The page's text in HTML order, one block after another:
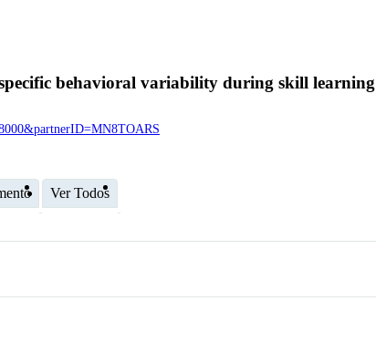
behavioral variability during skill learning
Ver Todos